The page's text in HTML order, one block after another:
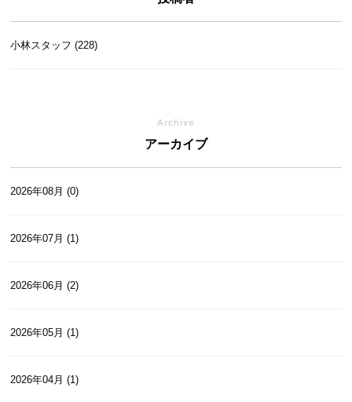
小林スタッフ (228)
Archive
アーカイブ
2026年08月 (0)
2026年07月 (1)
2026年06月 (2)
2026年05月 (1)
2026年04月 (1)